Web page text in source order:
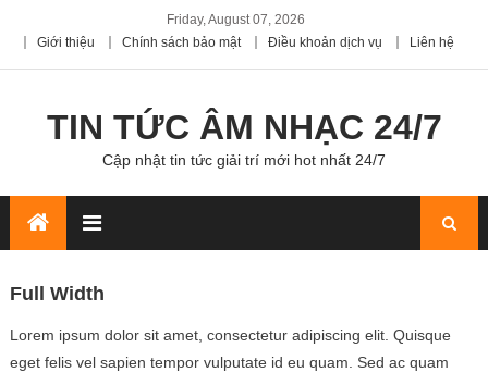
Friday, August 07, 2026
Giới thiệu
Chính sách bảo mật Điều khoản dịch vụ Liên hệ
TIN TỨC ÂM NHẠC 24/7
Cập nhật tin tức giải trí mới hot nhất 24/7
Full Width
Lorem ipsum dolor sit amet, consectetur adipiscing elit. Quisque
eget felis vel sapien tempor vulputate id eu quam. Sed ac quam